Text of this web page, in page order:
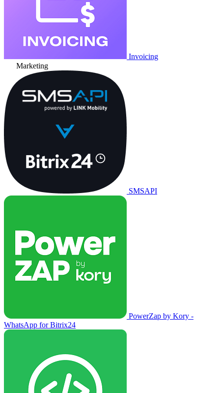
Invoicing
Marketing
SMSAPI
PowerZap by Kory -
WhatsApp for Bitrix24